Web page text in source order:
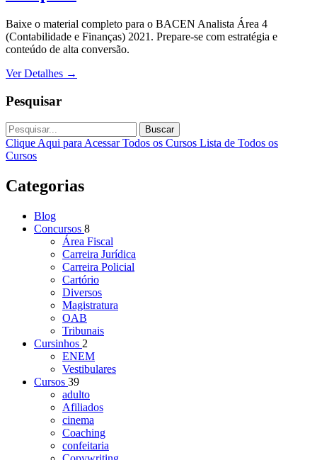
Baixe o material completo para o BACEN Analista Área 4
(Contabilidade e Finanças) 2021. Prepare-se com estratégia e
conteúdo de alta conversão.
Ver Detalhes →
Pesquisar
Buscar
Clique Aqui para Acessar Todos os Cursos Lista de Todos os
Cursos
Categorias
Blog
Concursos 8
Área Fiscal
Carreira Jurídica
Carreira Policial
Cartório
Diversos
Magistratura
OAB
Tribunais
Cursinhos 2
ENEM
Vestibulares
Cursos 39
adulto
Afiliados
cinema
Coaching
confeitaria